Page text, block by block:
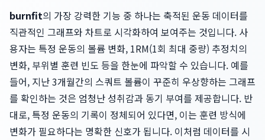
burnfit의 가장 강력한 기능 중 하나는 축적된 운동 데이터를
직관적인 그래프와 차트로 시각화하여 보여주는 것입니다. 사
용자는 특정 운동의 볼륨 변화, 1RM(1회 최대 중량) 추정치의
변화, 부위별 훈련 빈도 등을 한눈에 파악할 수 있습니다. 예를
들어, 지난 3개월간의 스쿼트 볼륨이 꾸준히 우상향하는 그래프
를 확인하는 것은 엄청난 성취감과 동기 부여를 제공합니다. 반
대로, 특정 운동의 기록이 정체되어 있다면, 이는 훈련 방식에
변화가 필요하다는 명확한 신호가 됩니다. 이처럼 데이터를 시